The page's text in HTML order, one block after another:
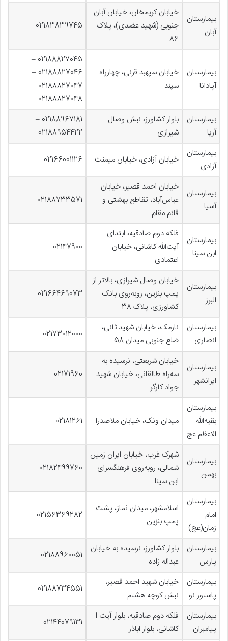
بیمارستان
آبان
خیابان کریمخان، خیابان آبان
جنوبی (شهید عضدی)، پلاک
86
02183839745
بیمارستان
آپادانا
خیابان سپهبد قرنی، چهارراه
سپند
02188827045 –
02188827046 –
02188827047 –
02188827048
بیمارستان
آریا
بلوار کشاورز، نبش وصال
شیرازی
02188967181 –
02188954422
بیمارستان
آزادی
خیابان آزادی، خیابان میمنت 02166001126
بیمارستان
آسیا
خیابان احمد قصیر، خیابان
عباس‌آباد، تقاطع بهشتی و
قائم مقام
02188733571
بیمارستان
ابن سینا
فلکه دوم صادقیه، ابتدای
آیت‌الله کاشانی، خیابان
اعتمادی
02147900
بیمارستان
البرز
خیابان وصال شیرازی، بالاتر از
پمپ بنزین، روبه‌روی بانک
کشاورزی، پلاک 38
02166469073
بیمارستان
انصاری
نارمک، خیابان شهید ثانی،
ضلع جنوبی میدان 58
02173012000
بیمارستان
ایرانشهر
خیابان شریعتی، نرسیده به
سه‌راه طالقانی، خیابان شهید
جواد کارگر
02171960
بیمارستان
بقیه‌الله
الاعظم عج
میدان ونک، خیابان ملاصدرا 02181261
بیمارستان
بهمن
شهرک غرب، خیابان ایران زمین
شمالی، روبه‌روی فرهنگسرای
ابن سینا
02182499760
بیمارستان
امام
زمان(عج)
اسلامشهر، میدان نماز، پشت
پمپ بنزین
02156369282
بیمارستان
پارس
بلوار کشاورز، نرسیده به خیابان
عبداله زاده
02188960051
بیمارستان
پاستور نو
خیابان شهید احمد قصیر،
نبش کوچه هشتم
02188734551
بیمارستان
پیامبران
فلکه دوم صادقیه، بلوار آیت ا…
کاشانی، بلوار اباذر
02144079131